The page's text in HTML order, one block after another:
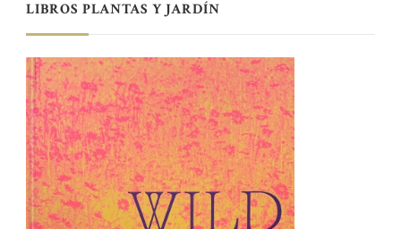
LIBROS PLANTAS Y JARDÍN